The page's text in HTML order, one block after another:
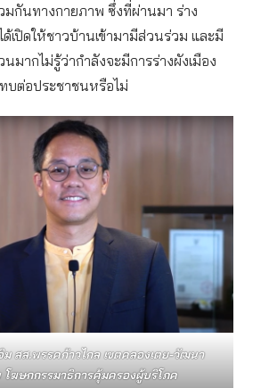
มกันทางกายภาพ ซึ่งที่ผ่านมา ร่าง
ด้เปิดให้ชาวบ้านเข้ามามีส่วนร่วม และมี
มากไม่รู้ว่ากำลังจะมีการร่างผังเมือง
บต่อประชาชนหรือไม่
สส.พรรคก้าวไกล เขตคลองเตย-วัฒนา
โฆษกกรรมาธิการคุ้มครองผู้บริโภค